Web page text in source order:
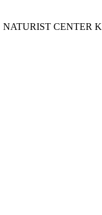
NATURIST CENTER